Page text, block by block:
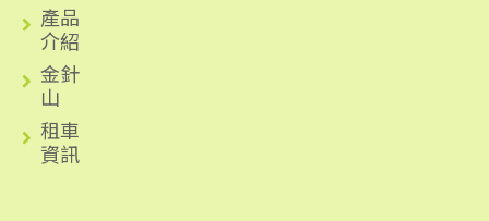
產品
介紹
金針
山
租車
資訊